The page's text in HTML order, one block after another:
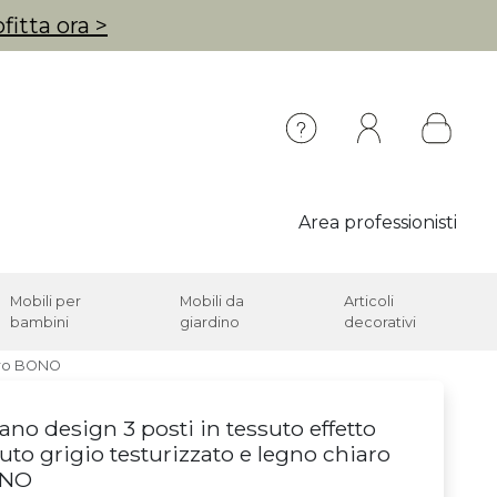
ora >
Area professionisti
Mobili per
bambini
Mobili da
giardino
Articoli
decorativi
BONO
design 3 posti in tessuto effetto
grigio testurizzato e legno chiaro